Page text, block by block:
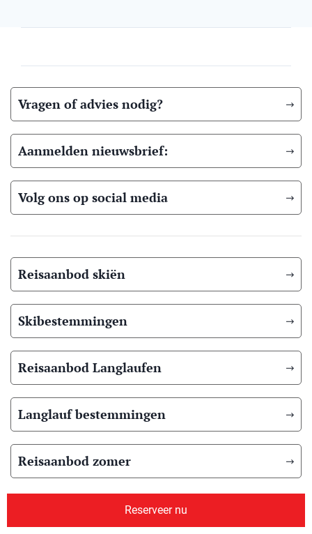
Reserveer nu
Vragen of advies nodig?
Aanmelden nieuwsbrief:
Volg ons op social media
Reisaanbod skiën
Skibestemmingen
Reisaanbod Langlaufen
Langlauf bestemmingen
Reisaanbod zomer
Overig reisaanbod